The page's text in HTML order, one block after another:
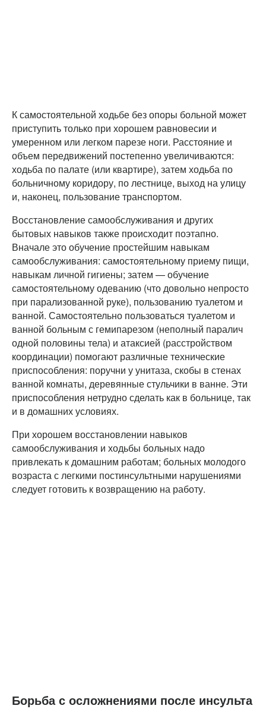
К самостоятельной ходьбе без опоры больной может
приступить только при хорошем равновесии и
умеренном или легком парезе ноги. Расстояние и
объем передвижений постепенно увеличиваются:
ходьба по палате (или квартире), затем ходьба по
больничному коридору, по лестнице, выход на улицу
и, наконец, пользование транспортом.
Восстановление самообслуживания и других
бытовых навыков также происходит поэтапно.
Вначале это обучение простейшим навыкам
самообслуживания: самостоятельному приему пищи,
навыкам личной гигиены; затем — обучение
самостоятельному одеванию (что довольно непросто
при парализованной руке), пользованию туалетом и
ванной. Самостоятельно пользоваться туалетом и
ванной больным с гемипарезом (неполный паралич
одной половины тела) и атаксией (расстройством
координации) помогают различные технические
приспособления: поручни у унитаза, скобы в стенах
ванной комнаты, деревянные стульчики в ванне. Эти
приспособления нетрудно сделать как в больнице, так
и в домашних условиях.
При хорошем восстановлении навыков
самообслуживания и ходьбы больных надо
привлекать к домашним работам; больных молодого
возраста с легкими постинсультными нарушениями
следует готовить к возвращению на работу.
Борьба с осложнениями после инсульта